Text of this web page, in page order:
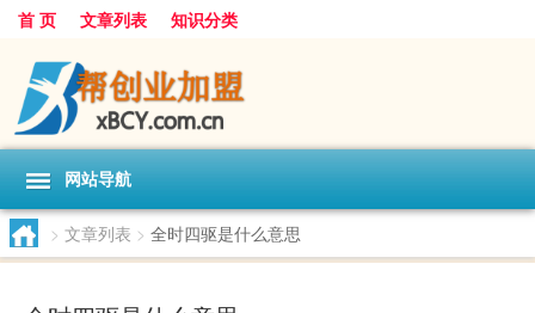
首 页 文章列表 知识分类
网站导航
> 文章列表 > 全时四驱是什么意思